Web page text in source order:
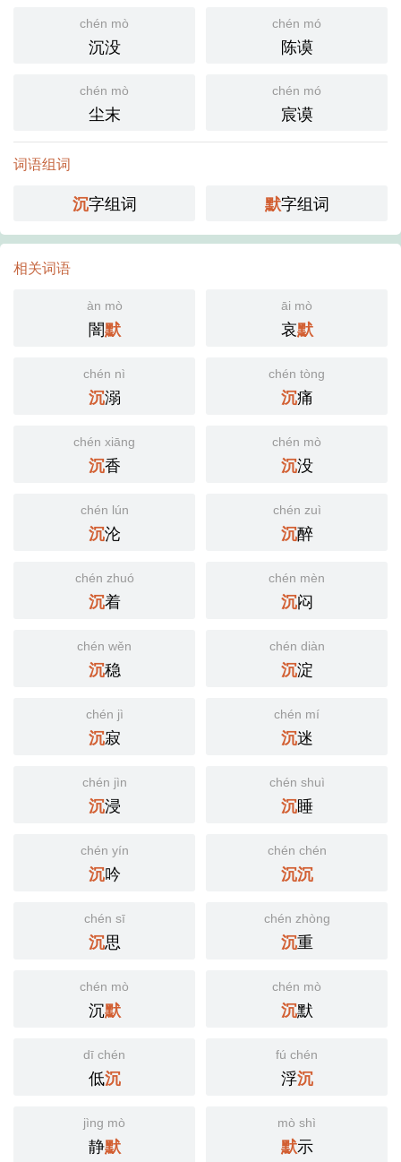
chén mò
沉没
chén mó
陈谟
chén mò
尘末
chén mó
宸谟
词语组词
沉字组词 默字组词
相关词语
àn mò
闇默
āi mò
哀默
chén nì
沉溺
chén tòng
沉痛
chén xiāng
沉香
chén mò
沉没
chén lún
沉沦
chén zuì
沉醉
chén zhuó
沉着
chén mèn
沉闷
chén wěn
沉稳
chén diàn
沉淀
chén jì
沉寂
chén mí
沉迷
chén jìn
沉浸
chén shuì
沉睡
chén yín
沉吟
chén chén
沉沉
chén sī
沉思
chén zhòng
沉重
chén mò
沉默
chén mò
沉默
dī chén
低沉
fú chén
浮沉
jìng mò
静默
mò shì
默示